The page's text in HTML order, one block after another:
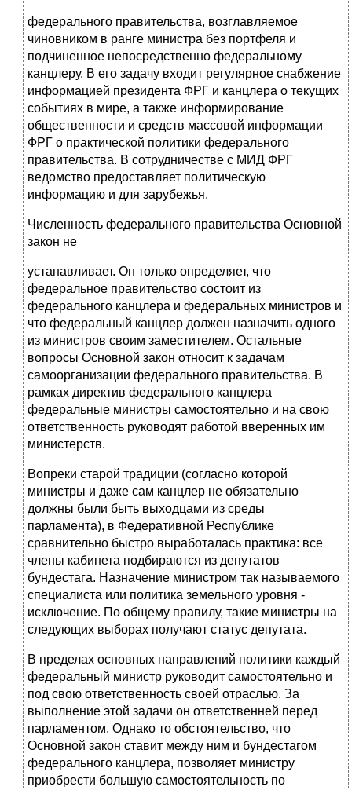
феде­рального правительства, возглавляемое
чиновником в ранге министра без портфеля и
подчиненное непосредственно федеральному
канцлеру. В его задачу входит регулярное снабжение
информацией президента ФРГ и канц­лера о текущих
событиях в мире, а также информирование
общественности и средств массовой информации
ФРГ о практической политики федерального
правительства. В сотрудничестве с МИД ФРГ
ведомство предоставляет по­литическую
информацию и для зарубежья.
Численность федерального правительства Основной
закон не
устанав­ливает. Он только определяет, что
федеральное правительство состоит из
федерального канцлера и федеральных министров и
что федеральный канц­лер должен назначить одного
из министров своим заместителем. Остальные
вопросы Основной закон относит к задачам
самоорганизации федерального правительства. В
рамках директив федерального канцлера
федеральные ми­нистры самостоятельно и на свою
ответственность руководят работой вве­ренных им
министерств.
Вопреки старой традиции (согласно которой
министры и даже сам канц­лер не обязательно
должны были быть выходцами из среды
парламента), в Федеративной Республике
сравнительно быстро выработалась практика: все
члены кабинета подбираются из депутатов
бундестага. Назначение минист­ром так называемого
специалиста или политика земельного уровня -
исклю­чение. По общему правилу, такие министры на
следующих выборах получают статус депутата.
В пределах основных направлений политики каждый
федеральный ми­нистр руководит самостоятельно и
под свою ответственность своей отрас­лью. За
выполнение этой задачи он ответственней перед
парламентом. Од­нако то обстоятельство, что
Основной закон ставит между ним и бундестагом
федерального канцлера, позволяет министру
приобрести большую само­стоятельность по